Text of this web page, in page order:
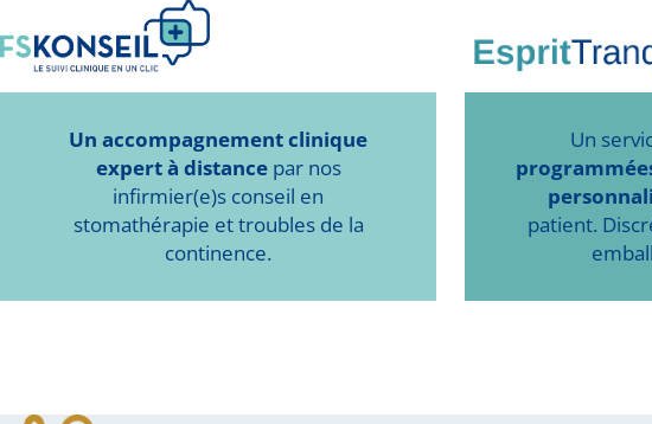
Un accompagnement clinique
expert à distancepar nos
infirmier(e)s conseil en
stomathérapie et troubles de la
continence.
Un
patient.